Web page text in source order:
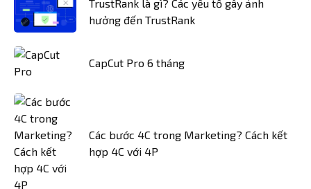
TrustRank là gì? Các yếu tố gây ảnh
hưởng đến TrustRank
CapCut Pro 6 tháng
Các bước 4C trong Marketing? Cách kết
hợp 4C với 4P